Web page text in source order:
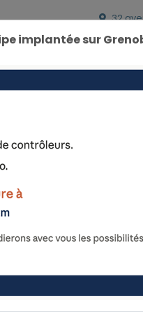
32
en
rendez-vous, et
implantée sur